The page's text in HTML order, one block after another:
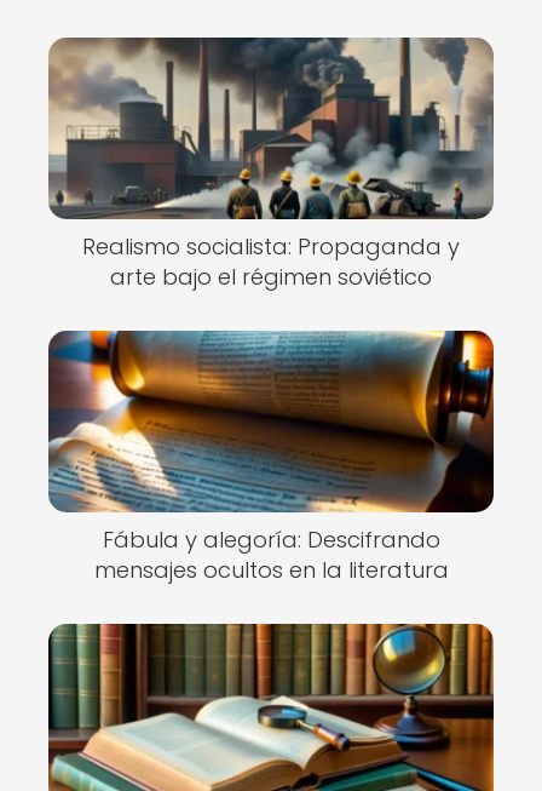
Realismo socialista: Propaganda y
arte bajo el régimen soviético
Fábula y alegoría: Descifrando
mensajes ocultos en la literatura